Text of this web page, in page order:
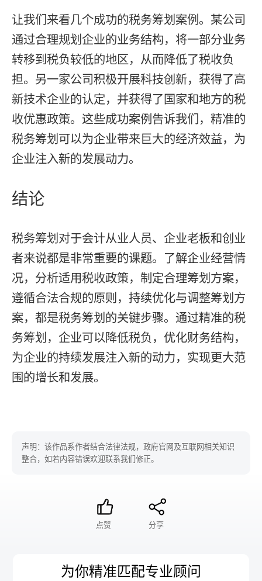
让我们来看几个成功的税务筹划案例。某公司
通过合理规划企业的业务结构，将一部分业务
转移到税负较低的地区，从而降低了税收负
担。另一家公司积极开展科技创新，获得了高
新技术企业的认定，并获得了国家和地方的税
收优惠政策。这些成功案例告诉我们，精准的
税务筹划可以为企业带来巨大的经济效益，为
企业注入新的发展动力。
结论
税务筹划对于会计从业人员、企业老板和创业
者来说都是非常重要的课题。了解企业经营情
况，分析适用税收政策，制定合理筹划方案，
遵循合法合规的原则，持续优化与调整筹划方
案，都是税务筹划的关键步骤。通过精准的税
务筹划，企业可以降低税负，优化财务结构，
为企业的持续发展注入新的动力，实现更大范
围的增长和发展。
声明：该作品系作者结合法律法规，政府官网及互联网相关知识
整合，如若内容错误欢迎联系我们修正。
点赞 分享
为你精准匹配专业顾问